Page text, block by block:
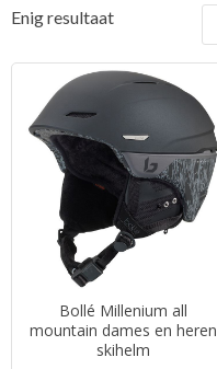
Enig resultaat
Bollé Millenium all
mountain dames en heren
skihelm